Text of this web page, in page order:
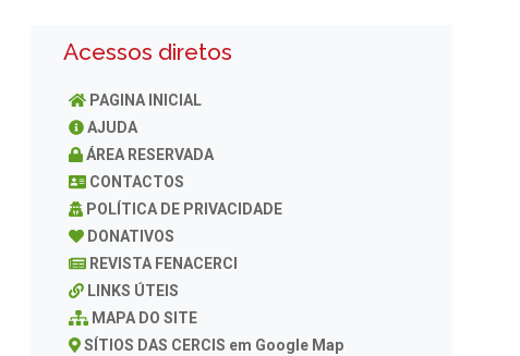
Acessos diretos
PAGINA INICIAL
AJUDA
ÁREA RESERVADA
CONTACTOS
POLÍTICA DE PRIVACIDADE
DONATIVOS
REVISTA FENACERCI
LINKS ÚTEIS
MAPA DO SITE
SÍTIOS DAS CERCIS em Google Map